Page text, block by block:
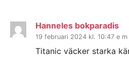
Hanneles bokparadis
19 februari 2024 kl. 10:47 e m
Titanic väcker starka